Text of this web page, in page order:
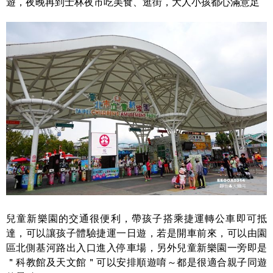
遊，夜晚再到士林夜市吃美食、逛街，大人小孩都心滿意足
兒童新樂園的交通很便利，帶孩子搭乘捷運轉公車即可抵
達，可以讓孩子體驗捷運一日遊，若是開車前來，可以由園
區北側基河路出入口進入停車場，另外兒童新樂園一旁即是
＂科教館及天文館＂可以安排順遊唷～都是很適合親子同遊